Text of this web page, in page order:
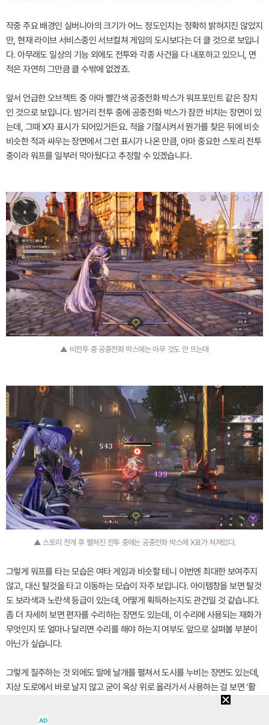
작중 주요 배경인 실버니아의 크기가 어느 정도인지는 정확히 밝혀지진 않았지
만, 현재 라이브 서비스중인 서브컬쳐 게임의 도시보다는 더 클 것으로 보입니
다. 아무래도 일상의 기능 외에도 전투와 각종 사건을 다 내포하고 있으니, 면
적은 자연히 그만큼 클 수밖에 없겠죠.
앞서 언급한 오브젝트 중 아마 빨간색 공중전화 박스가 워프포인트 같은 장치
인 것으로 보입니다. 밤거리 전투 중에 공중전화 박스가 잠깐 비치는 장면이 있
는데, 그때 X자 표시가 되어있거든요. 적을 기절시켜서 뭔가를 찾은 뒤에 비슷
비슷한 적과 싸우는 장면에서 그런 표시가 나온 만큼, 아마 중요한 스토리 전투
중이라 워프를 일부러 막아뒀다고 추정할 수 있겠습니다.
▲ 비전투 중 공중전화 박스에는 아무 것도 안 뜨는데
▲ 스토리 전개 후 펼쳐진 전투 중에는 공중전화 박스에 X표가 쳐져있다.
그렇게 워프를 타는 모습은 여타 게임과 비슷할 테니 이번엔 최대한 보여주지
않고, 대신 탈것을 타고 이동하는 모습이 자주 보입니다. 아이템창을 보면 탈것
도 보라색과 노란색 등급이 있는데, 어떻게 획득하는지도 관건일 것 같습니다.
좀 더 자세히 보면 편자를 수리하는 장면도 있는데, 이 수리에 사용되는 재화가
무엇인지 또 얼마나 달리면 수리를 해야 하는지 여부도 앞으로 살펴볼 부분이
아닌가 싶습니다.
그렇게 질주하는 것 외에도 말에 날개를 펼쳐서 도시를 누비는 장면도 있는데,
지상 도로에서 바로 날지 않고 굳이 옥상 위로 올라가서 사용하는 걸 보면 '활
강'을 진화시킨 버전으로 보입니다. 보통 '활강'은 스태미나를 쓰거나 혹은 별도
의 게이지를 쓰곤 했는데, 이번엔 그런 거 없이 쭉 날아다니는 걸 봐서는 이동
AD